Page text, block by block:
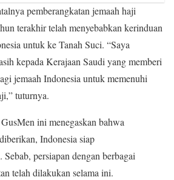
pemberangkatan jemaah haji
terakhir telah menyebabkan kerinduan
untuk ke Tanah Suci. “Saya
kepada Kerajaan Saudi yang memberi
jemaah Indonesia untuk memenuhi
tuturnya.
ini menegaskan bahwa
Indonesia siap
persiapan dengan berbagai
telah dilakukan selama ini.